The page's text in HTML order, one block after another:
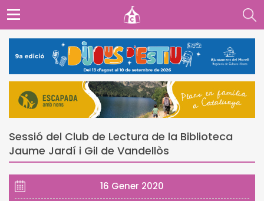
Sessió del Club de Lectura de la Biblioteca
Jaume Jardí i Gil de Vandellòs
16 Gener 2020